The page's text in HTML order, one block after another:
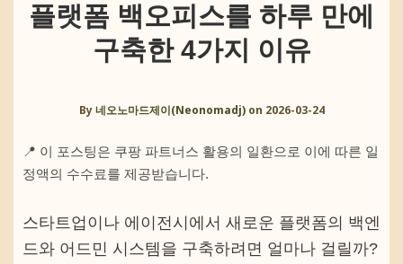
플랫폼 백오피스를 하루 만에
구축한 4가지 이유
By네오노마드제이(Neonomadj) on 2026-03-24
📍 이 포스팅은 쿠팡 파트너스 활용의 일환으로 이에 따른 일
정액의 수수료를 제공받습니다.
스타트업이나 에이전시에서 새로운 플랫폼의 백엔
드와 어드민 시스템을 구축하려면 얼마나 걸릴까?